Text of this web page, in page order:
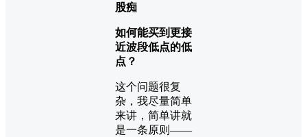
股痴
如何能买到更接
近波段低点的低
点？
这个问题很复
杂，我尽量简单
来讲，简单讲就
是一条原则——